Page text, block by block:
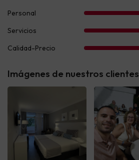
Imágenes de nuestros clientes